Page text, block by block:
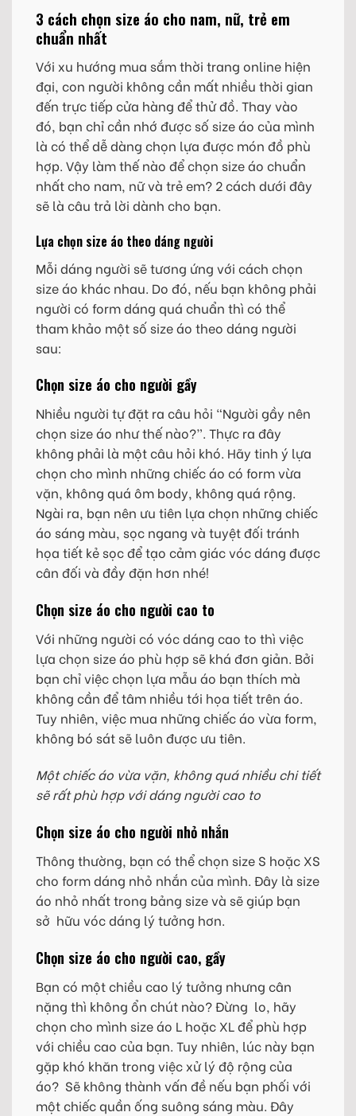
3 cách chọn size áo cho nam, nữ, trẻ em
chuẩn nhất
Với xu hướng mua sắm thời trang online hiện
đại, con người không cần mất nhiều thời gian
đến trực tiếp cửa hàng để thử đồ. Thay vào
đó, bạn chỉ cần nhớ được số size áo của mình
là có thể dễ dàng chọn lựa được món đồ phù
hợp. Vậy làm thế nào để chọn size áo chuẩn
nhất cho nam, nữ và trẻ em? 2 cách dưới đây
sẽ là câu trả lời dành cho bạn.
Lựa chọn size áo theo dáng người
Mỗi dáng người sẽ tương ứng với cách chọn
size áo khác nhau. Do đó, nếu bạn không phải
người có form dáng quá chuẩn thì có thể
tham khảo một số size áo theo dáng người
sau:
Chọn size áo cho người gầy
Nhiều người tự đặt ra câu hỏi “Người gầy nên
chọn size áo như thế nào?”. Thực ra đây
không phải là một câu hỏi khó. Hãy tinh ý lựa
chọn cho mình những chiếc áo có form vừa
vặn, không quá ôm body, không quá rộng.
Ngài ra, bạn nên ưu tiên lựa chọn những chiếc
áo sáng màu, sọc ngang và tuyệt đối tránh
họa tiết kẻ sọc để tạo cảm giác vóc dáng được
cân đối và đầy đặn hơn nhé!
Chọn size áo cho người cao to
Với những người có vóc dáng cao to thì việc
lựa chọn size áo phù hợp sẽ khá đơn giản. Bởi
bạn chỉ việc chọn lựa mẫu áo bạn thích mà
không cần để tâm nhiều tới họa tiết trên áo.
Tuy nhiên, việc mua những chiếc áo vừa form,
không bó sát sẽ luôn được ưu tiên.
Một chiếc áo vừa vặn, không quá nhiều chi tiết
sẽ rất phù hợp với dáng người cao to
Chọn size áo cho người nhỏ nhắn
Thông thường, bạn có thể chọn size S hoặc XS
cho form dáng nhỏ nhắn của mình. Đây là size
áo nhỏ nhất trong bảng size và sẽ giúp bạn
sở hữu vóc dáng lý tưởng hơn.
Chọn size áo cho người cao, gầy
Bạn có một chiều cao lý tưởng nhưng cân
nặng thì không ổn chút nào? Đừng lo, hãy
chọn cho mình size áo L hoặc XL để phù hợp
với chiều cao của bạn. Tuy nhiên, lúc này bạn
gặp khó khăn trong việc xử lý độ rộng của
áo? Sẽ không thành vấn đề nếu bạn phối với
một chiếc quần ống suông sáng màu. Đây